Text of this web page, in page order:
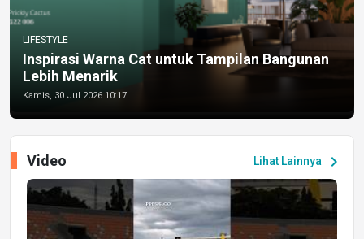
LIFESTYLE
Inspirasi Warna Cat untuk Tampilan Bangunan
Lebih Menarik
Kamis, 30 Jul 2026 10:17
Lihat Lainnya chevron_right
Video